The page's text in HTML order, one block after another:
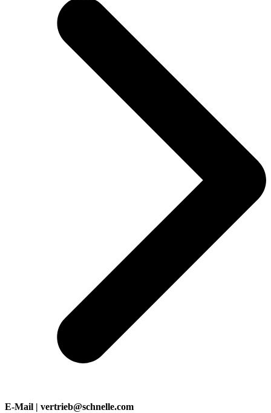
E-Mail | vertrieb@schnelle.com